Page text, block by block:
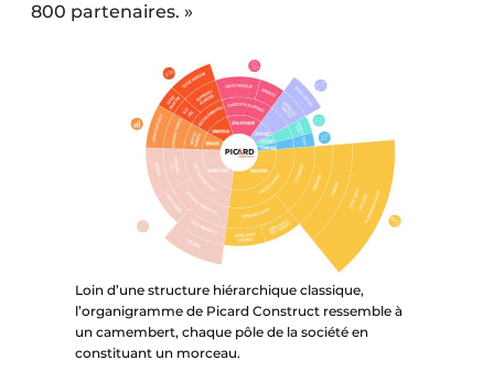
800 partenaires. »
Loin d’une structure hiérarchique classique,
l’organigramme de Picard Construct ressemble à
un camembert, chaque pôle de la société en
constituant un morceau.